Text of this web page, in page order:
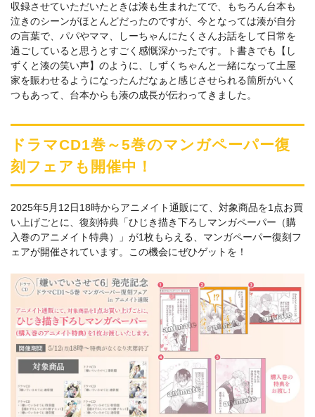
収録させていただいたときは湊も生まれたてで、もちろん台本も
泣きのシーンがほとんどだったのですが、今となっては湊が自分
の言葉で、パパやママ、しーちゃんにたくさんお話をして日常を
過ごしていると思うとすごく感慨深かったです。ト書きでも【し
ずくと湊の笑い声】のように、しずくちゃんと一緒になって土屋
家を賑わせるようになったんだなぁと感じさせられる箇所がいく
つもあって、台本からも湊の成長が伝わってきました。
ドラマCD1巻～5巻のマンガペーパー復
刻フェアも開催中！
2025年5月12日18時からアニメイト通販にて、対象商品を1点お買
い上げごとに、復刻特典「ひじき描き下ろしマンガペーパー（購
入巻のアニメイト特典）」が1枚もらえる、マンガペーパー復刻フ
ェアが開催されています。この機会にぜひゲットを！